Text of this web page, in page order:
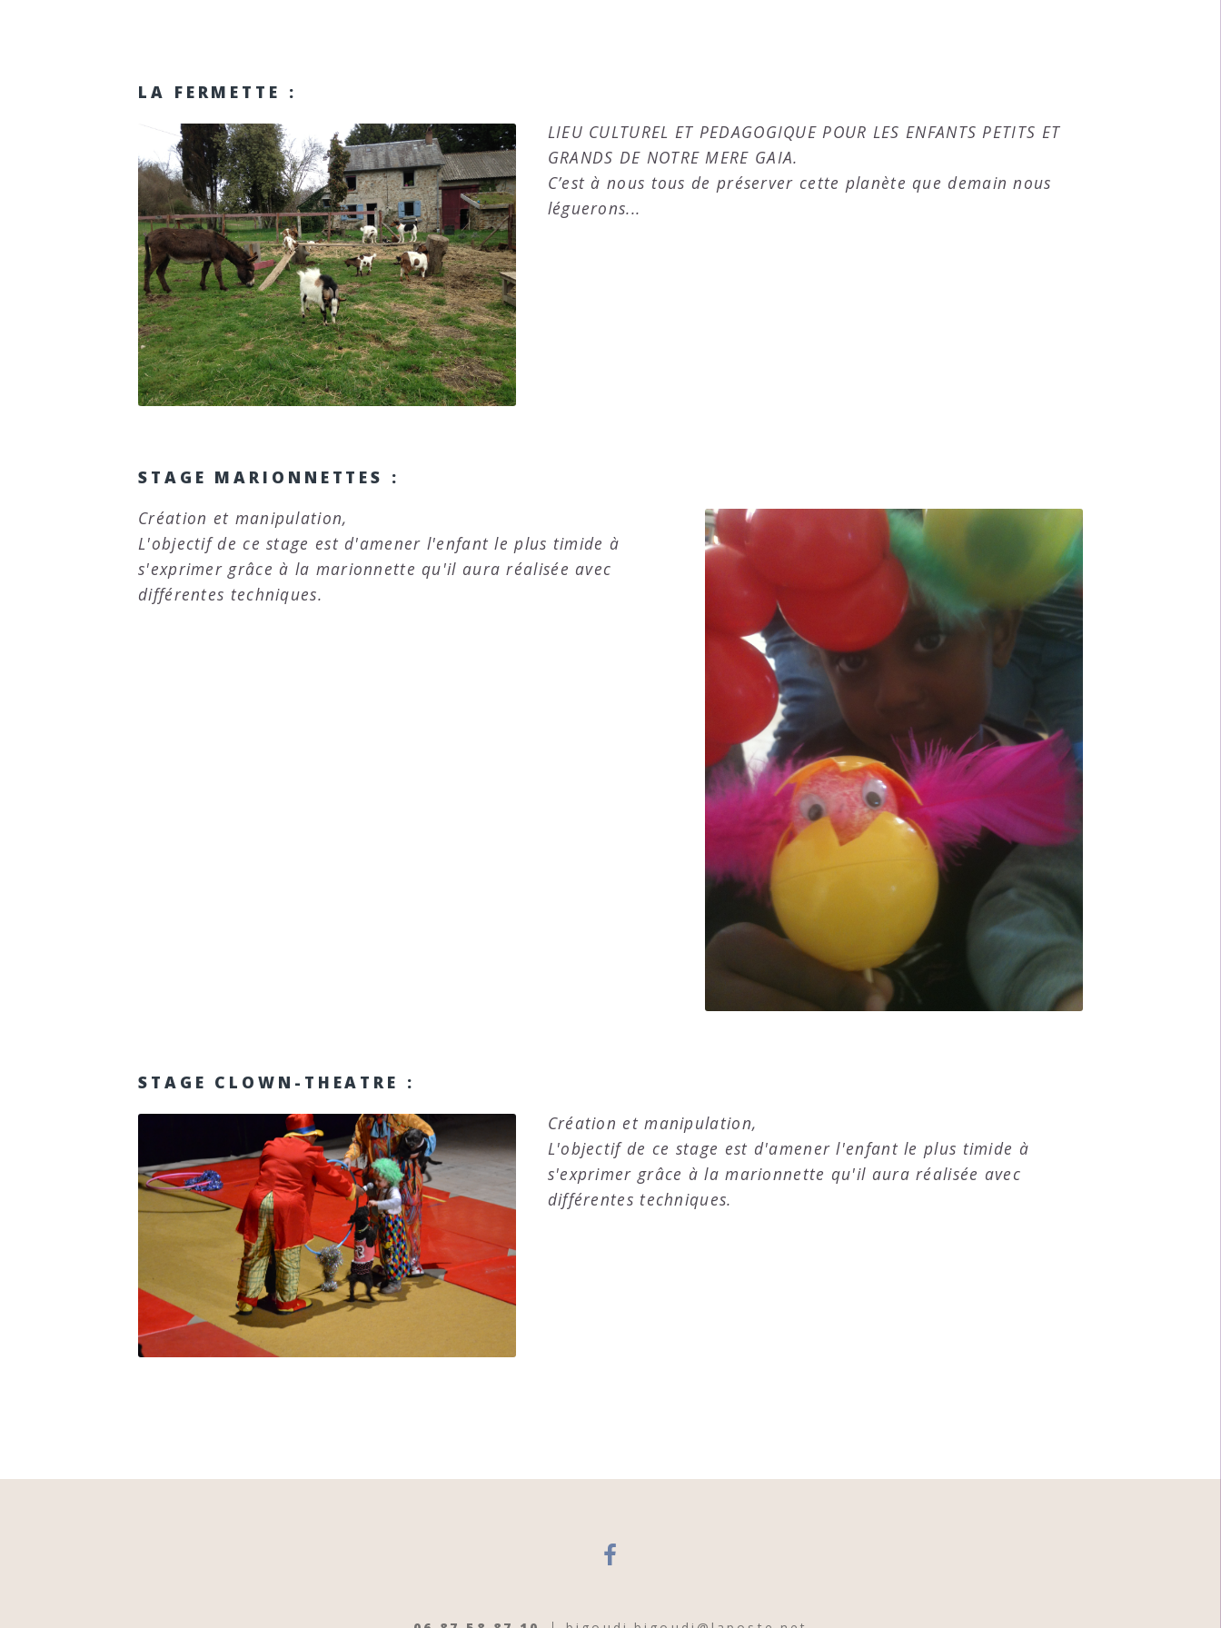
LA FERMETTE :
LIEU CULTUREL ET PEDAGOGIQUE POUR LES ENFANTS PETITS ET
GRANDS DE NOTRE MERE GAIA.
C’est à nous tous de préserver cette planète que demain nous
léguerons...
STAGE MARIONNETTES :
Création et manipulation,
L'objectif de ce stage est d'amener l'enfant le plus timide à
s'exprimer grâce à la marionnette qu'il aura réalisée avec
différentes techniques.
STAGE CLOWN-THEATRE :
Création et manipulation,
L'objectif de ce stage est d'amener l'enfant le plus timide à
s'exprimer grâce à la marionnette qu'il aura réalisée avec
différentes techniques.